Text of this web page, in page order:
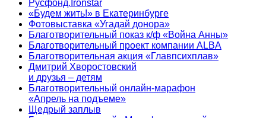
Русфонд.Ironstar
«Будем жить!» в Екатеринбурге
Фотовыставка «Угадай донора»
Благотворительный показ к/ф «Война Анны»
Благотворительный проект компании ALBA
Благотворительная акция «Главпсихплав»
Дмитрий Хворостовский
и друзья – детям
Благотворительный онлайн‑марафон
«Апрель на подъеме»
Щедрый заплыв